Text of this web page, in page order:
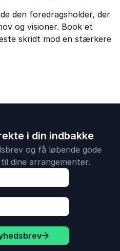
den foredragsholder, der
og visioner. Book et
skridt mod en stærkere
i din indbakke
og få løbende gode
dine arrangementer.